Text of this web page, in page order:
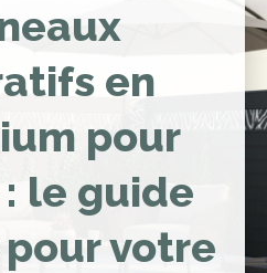
en
pour
le guide
votre